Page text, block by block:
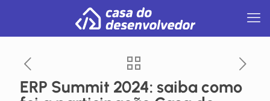
ERP Summit 2024: saiba como